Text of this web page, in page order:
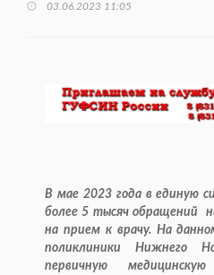
03.06.2023 11:05
В мае 2023 года в единую
более 5 тысяч обращений
на прием к врачу. На
поликлиники Нижнего
первичную